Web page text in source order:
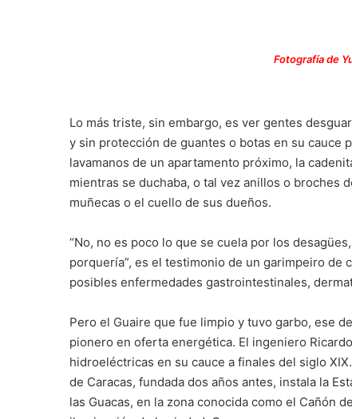
Fotografía de
Lo más triste, sin embargo, es ver gentes
y sin protección de guantes o botas en su cauce
lavamanos de un apartamento próximo, la
mientras se duchaba, o tal vez anillos o broches
muñecas o el cuello de sus dueños.
“No, no es poco lo que se cuela por los
porquería”, es el testimonio de un garimpeiro de
posibles enfermedades gastrointestinales,
Pero el Guaire que fue limpio y tuvo garbo, ese
pionero en oferta energética. El ingeniero
hidroeléctricas en su cauce a finales del siglo
de Caracas, fundada dos años antes, instala la
las Guacas, en la zona conocida como el Cañón